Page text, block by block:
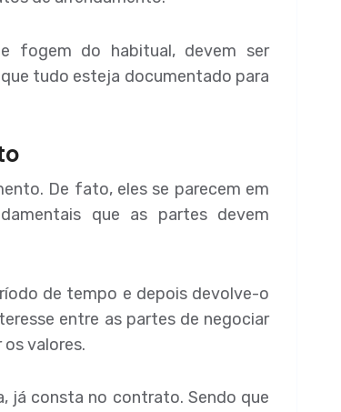
fogem do habitual, devem ser
tudo esteja documentado para
De fato, eles se parecem em
que as partes devem
de tempo e depois devolve-o
entre as partes de negociar
valores.
já consta no contrato. Sendo que